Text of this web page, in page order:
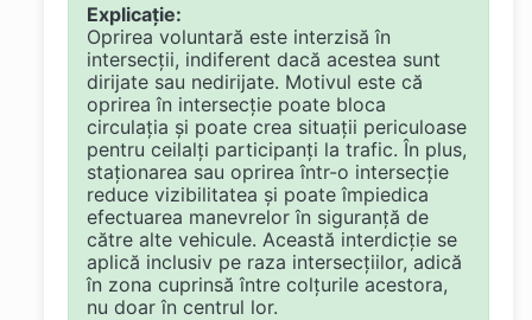
Explicație:
Oprirea voluntară este interzisă în
intersecții, indiferent dacă acestea sunt
dirijate sau nedirijate. Motivul este că
oprirea în intersecție poate bloca
circulația și poate crea situații periculoase
pentru ceilalți participanți la trafic. În plus,
staționarea sau oprirea într-o intersecție
reduce vizibilitatea și poate împiedica
efectuarea manevrelor în siguranță de
către alte vehicule. Această interdicție se
aplică inclusiv pe raza intersecțiilor, adică
în zona cuprinsă între colțurile acestora,
nu doar în centrul lor.